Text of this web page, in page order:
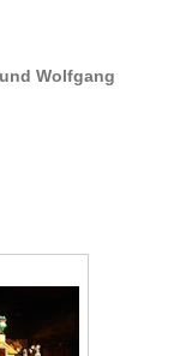
Wolfgang